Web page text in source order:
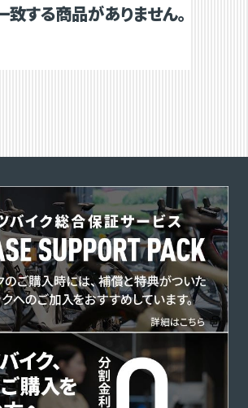
致する商品がありません。